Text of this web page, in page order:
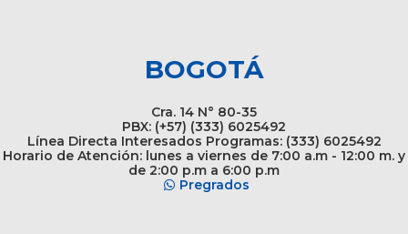
BOGOTÁ
Cra. 14 N° 80-35
PBX: (+57) (333) 6025492
Línea Directa Interesados Programas: (333) 6025492
Horario de Atención: lunes a viernes de 7:00 a.m - 12:00 m. y
de 2:00 p.m a 6:00 p.m
Pregrados